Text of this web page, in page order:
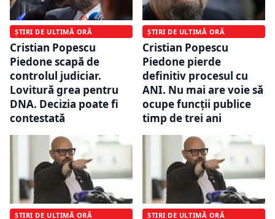
ȘTIRI DE ULTIMĂ ORĂ
Cristian Popescu
Piedone scapă de
controlul judiciar.
Lovitură grea pentru
DNA. Decizia poate fi
contestată
ȘTIRI DE ULTIMĂ ORĂ
Cristian Popescu
Piedone pierde
definitiv procesul cu
ANI. Nu mai are voie să
ocupe funcții publice
timp de trei ani
ȘTIRI DE ULTIMĂ ORĂ ȘTIRI DE ULTIMĂ ORĂ